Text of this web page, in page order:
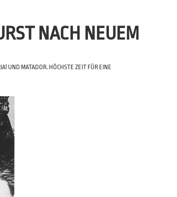
NACH NEUEM
UND MATADOR. HÖCHSTE ZEIT FÜR EINE